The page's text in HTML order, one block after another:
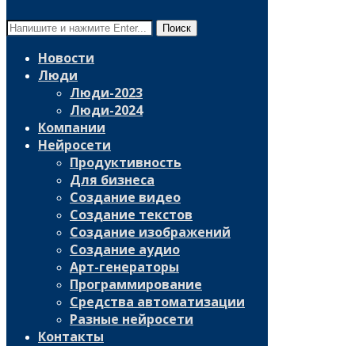
Поиск
Новости
Люди
Люди-2023
Люди-2024
Компании
Нейросети
Продуктивность
Для бизнеса
Создание видео
Создание текстов
Создание изображений
Создание аудио
Арт-генераторы
Программирование
Средства автоматизации
Разные нейросети
Контакты